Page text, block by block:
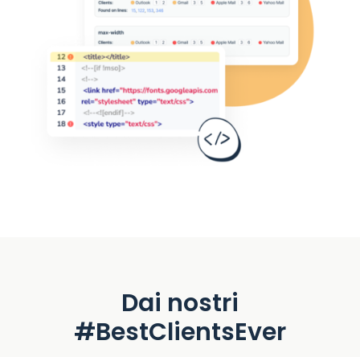
Dai nostri
#BestClientsEver